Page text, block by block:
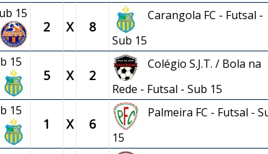
15
2 X 8
Carangola FC - Futsal -
Sub 15
15
5 X 2
Colégio S.J.T. / Bola na
Rede - Futsal - Sub 15
15
1 X 6
Palmeira FC - Futsal -
15